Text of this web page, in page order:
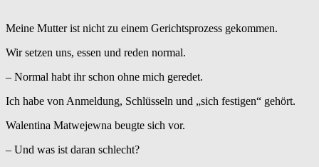
Meine Mutter ist nicht zu einem Gerichtsprozess gekommen.
Wir setzen uns, essen und reden normal.
– Normal habt ihr schon ohne mich geredet.
Ich habe von Anmeldung, Schlüsseln und „sich festigen“ gehört.
Walentina Matwejewna beugte sich vor.
– Und was ist daran schlecht?